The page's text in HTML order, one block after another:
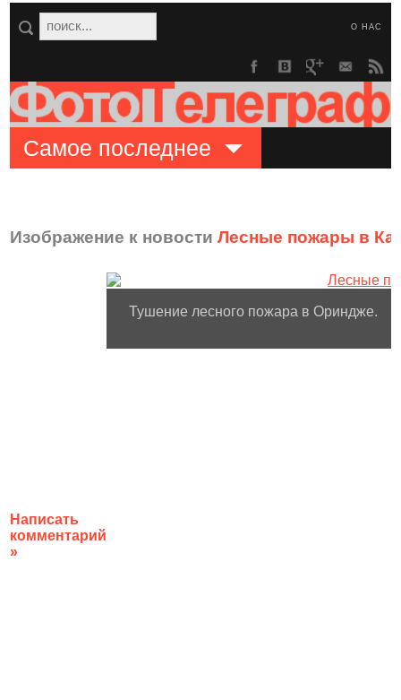
О НАС
Самое последнее
Изображение к новостиЛесные пожары в
Написать
комментарий
»
Тушение лесного пожара в Ориндже.